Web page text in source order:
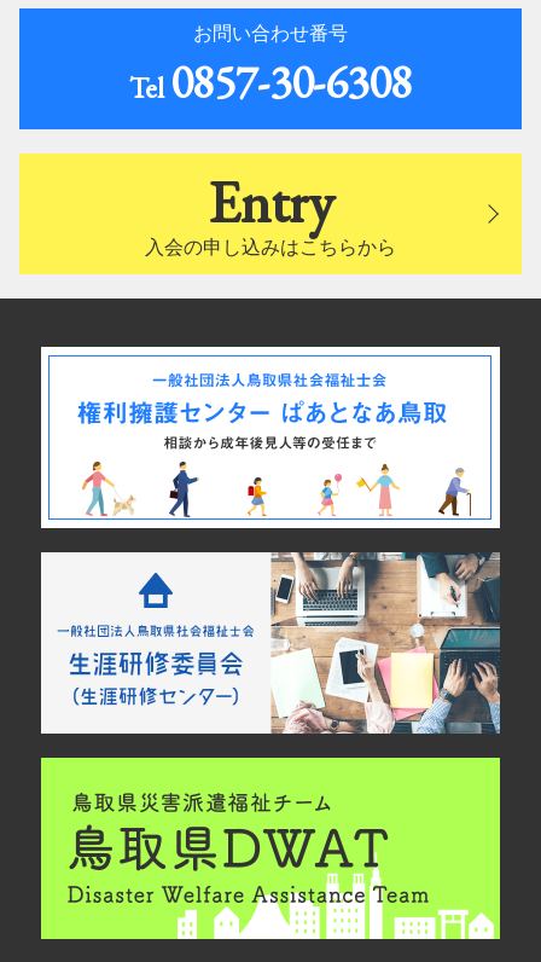
お問い合わせ番号
Tel0857-30-6308
Entry
入会の申し込みはこちらから